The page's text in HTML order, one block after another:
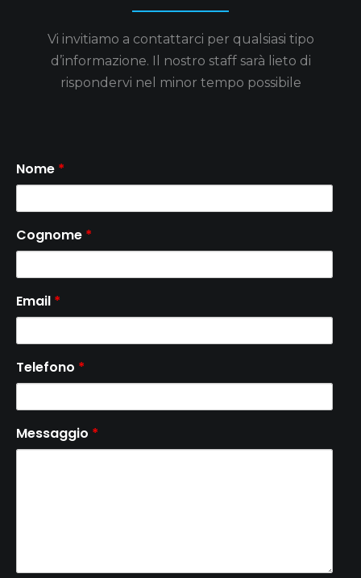
Vi invitiamo a contattarci per qualsiasi tipo
d’informazione. Il nostro staff sarà lieto di
rispondervi nel minor tempo possibile
Nome *
Cognome *
Email *
Telefono *
Messaggio *